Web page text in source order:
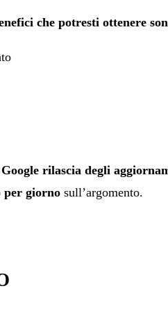
che potresti ottenere
Google rilascia degli
per giorno sull’argomento.